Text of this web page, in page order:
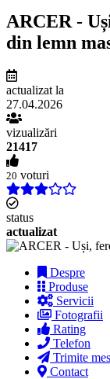
ARCER -
din lemn
actualizat la
27.04.2026
vizualizări
21417
20 voturi
status
actualizat
Despre
Produse
Servicii
Fotografii
Rating
Telefon
Trimite
Contact